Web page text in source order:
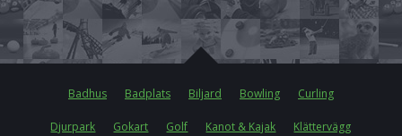
Badhus Badplats Biljard Bowling Curling
Djurpark Gokart Golf Kanot & Kajak Klättervägg